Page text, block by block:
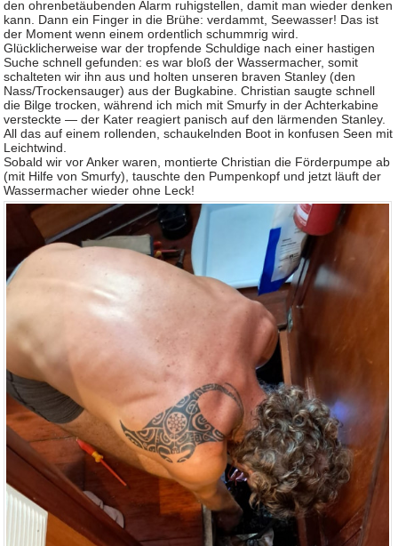
den ohrenbetäubenden Alarm ruhigstellen, damit man wieder denken
kann. Dann ein Finger in die Brühe: verdammt, Seewasser! Das ist
der Moment wenn einem ordentlich schummrig wird.
Glücklicherweise war der tropfende Schuldige nach einer hastigen
Suche schnell gefunden: es war bloß der Wassermacher, somit
schalteten wir ihn aus und holten unseren braven Stanley (den
Nass/Trockensauger) aus der Bugkabine. Christian saugte schnell
die Bilge trocken, während ich mich mit Smurfy in der Achterkabine
versteckte — der Kater reagiert panisch auf den lärmenden Stanley.
All das auf einem rollenden, schaukelnden Boot in konfusen Seen mit
Leichtwind.
Sobald wir vor Anker waren, montierte Christian die Förderpumpe ab
(mit Hilfe von Smurfy), tauschte den Pumpenkopf und jetzt läuft der
Wassermacher wieder ohne Leck!